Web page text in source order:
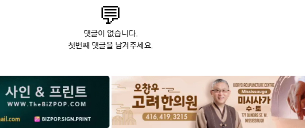
💬
댓글이 없습니다.
첫번째 댓글을 남겨주세요.